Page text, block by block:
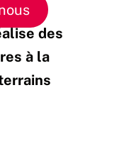
des
à la